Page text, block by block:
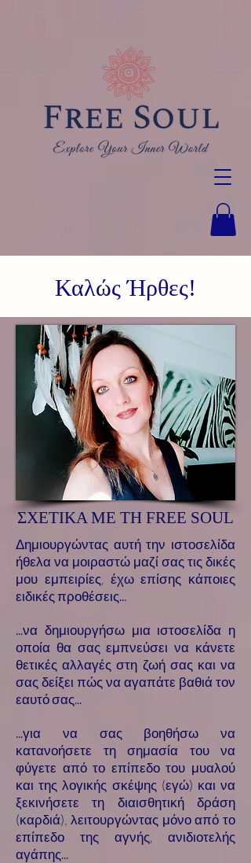
Καλώς Ήρθες!
ΣΧΕΤΙΚΑ ΜΕ ΤΗ FREE SOUL
Δημιουργώντας αυτή την ιστοσελίδα
ήθελα να μοιραστώ μαζί σας τις δικές
μου εμπειρίες, έχω επίσης κάποιες
ειδικές προθέσεις...
...να δημιουργήσω μια ιστοσελίδα η
οποία θα σας εμπνεύσει να κάνετε
θετικές αλλαγές στη ζωή σας και να
σας δείξει πώς να αγαπάτε βαθιά τον
εαυτό σας...
...για να σας βοηθήσω να
κατανοήσετε τη σημασία του να
φύγετε από το επίπεδο του μυαλού
και της λογικής σκέψης (εγώ) και να
ξεκινήσετε τη διαισθητική δράση
(καρδιά), λειτουργώντας μόνο από το
επίπεδο της αγνής, ανιδιοτελής
αγάπης...